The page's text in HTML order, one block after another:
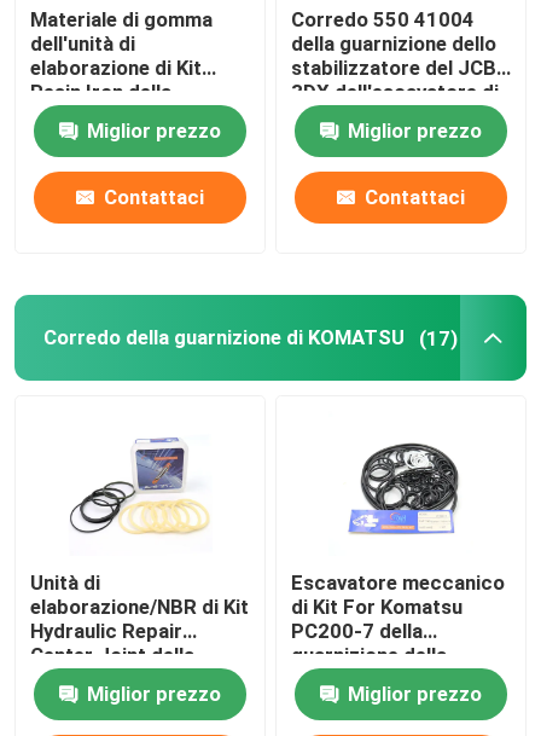
Kit guarnizioni caricatore
Materiale di gomma
dell'unità di
elaborazione di Kit
Resin Iron della
guarnizione idraulica
del JCB per 332Y-5599
Miglior prezzo
Contattaci
Corredo 550 41004
della guarnizione dello
stabilizzatore del JCB
3DX dell'escavatore di
NBR PTFE
Miglior prezzo
Contattaci
Corredo della guarnizione di KOMATSU (17)
Unità di
elaborazione/NBR di Kit
Hydraulic Repair
Center Joint della
guarnizione di PC200-7
KOMATSUMiglior prezzo
Escavatore meccanico
di Kit For Komatsu
PC200-7 della
guarnizione della
valvola di regolazione
Miglior prezzo